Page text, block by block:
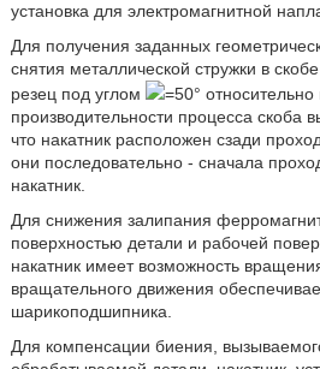
установка для электромагнитной
Для получения заданных
снятия металлической стружки в
резец под углом
=50°
производительности процесса скоба
что накатник расположен сзади
они последовательно - сначала
накатник.
Для снижения залипания
поверхностью детали и рабочей
накатник имеет возможность
вращательного движения
шарикоподшипника.
Для компенсации биения,